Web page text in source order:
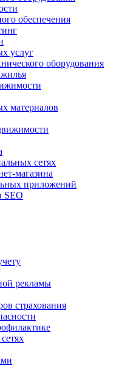
обеспечения
услуг
оборудования
материалов
сетях
магазина
приложений
SEO
рекламы
страхования